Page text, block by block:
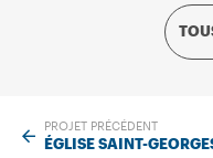
PROJET PRÉCÉDENT
ÉGLISE SAINT-